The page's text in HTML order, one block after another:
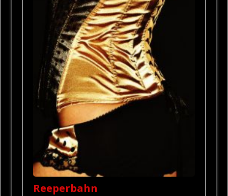
Reeperbahn